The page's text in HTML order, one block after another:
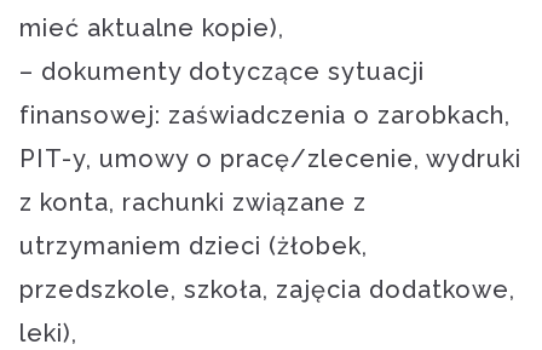
mieć aktualne kopie),
– dokumenty dotyczące sytuacji
finansowej: zaświadczenia o zarobkach,
PIT-y, umowy o pracę/zlecenie, wydruki
z konta, rachunki związane z
utrzymaniem dzieci (żłobek,
przedszkole, szkoła, zajęcia dodatkowe,
leki),